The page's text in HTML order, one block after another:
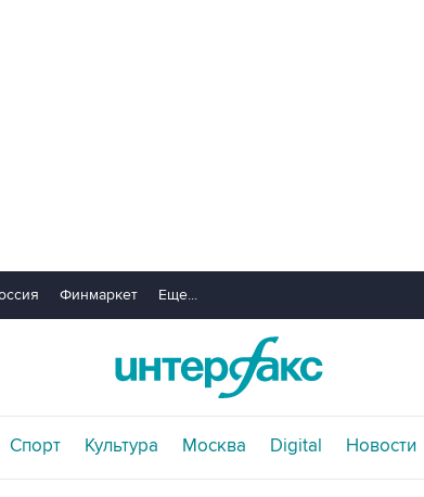
Финмаркет Еще...
Спорт Культура Москва Digital Новости